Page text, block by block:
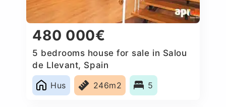
480 000€
5 bedrooms house for sale in Salou
de Llevant, Spain
Hus
246m2 5